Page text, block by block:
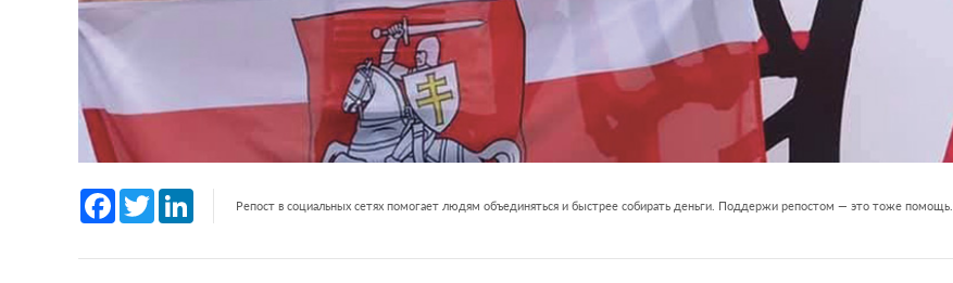
Facebook
Twitter LinkedInРепост в социальных сетях помогает людям объединяться и быстрее собирать деньги. Поддержи репостом — это тоже помощь.